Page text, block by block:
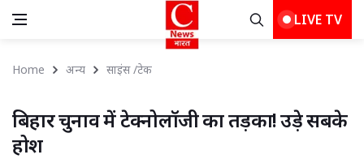
LIVE TV
Home अन्य साइंस /टेक
बिहार चुनाव में टेक्नोलॉजी का तड़का! उड़े सबके
होश